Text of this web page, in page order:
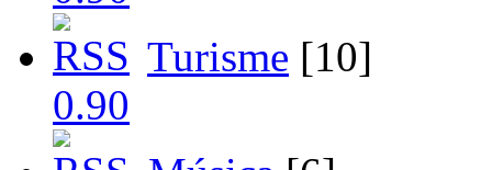
Turisme [10]